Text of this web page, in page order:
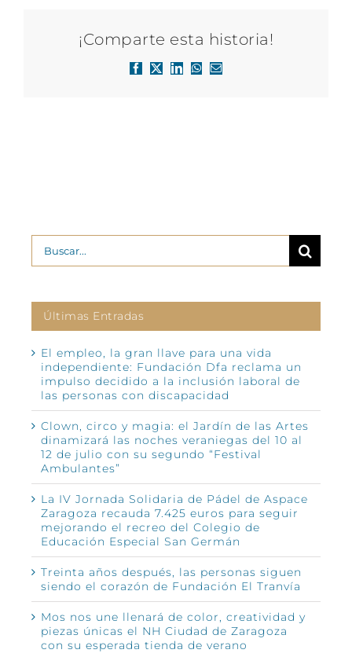
¡Comparte esta historia!
Facebook
X LinkedInWhatsApp
Correo
Buscar:
Últimas Entradas
El empleo, la gran llave para una vida
independiente: Fundación Dfa reclama un
impulso decidido a la inclusión laboral de
las personas con discapacidad
Clown, circo y magia: el Jardín de las Artes
dinamizará las noches veraniegas del 10 al
12 de julio con su segundo “Festival
Ambulantes”
La IV Jornada Solidaria de Pádel de Aspace
Zaragoza recauda 7.425 euros para seguir
mejorando el recreo del Colegio de
Educación Especial San Germán
Treinta años después, las personas siguen
siendo el corazón de Fundación El Tranvía
Mos nos une llenará de color, creatividad y
piezas únicas el NH Ciudad de Zaragoza
con su esperada tienda de verano